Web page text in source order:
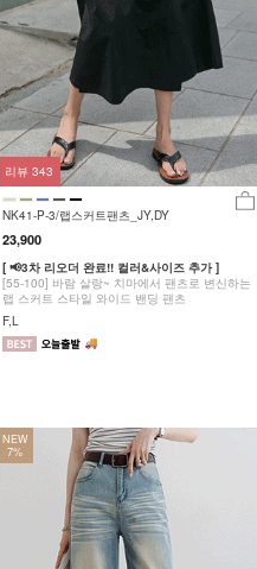
NK41-P-3/랩스커트팬츠_JY,DY
23,900
[ 📢3차 리오더 완료!! 컬러&사이즈 추가 ]
[55-100] 바람 살랑~ 치마에서 팬츠로 변신하는
랩 스커트 스타일 와이드 밴딩 팬츠
F,L
리뷰 343
NEW
7%